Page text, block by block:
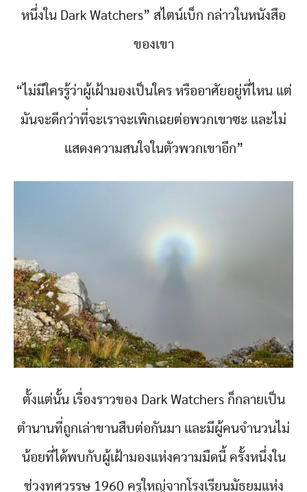
หนึ่งใน Dark Watchers” สไตน์เบ็ก กล่าวในหนังสือ
ของเขา
“ไม่มีใครรู้ว่าผู้เฝ้ามองเป็นใคร หรืออาศัยอยู่ที่ไหน แต่
มันจะดีกว่าที่จะเราจะเพิกเฉยต่อพวกเขาซะ และไม่
แสดงความสนใจในตัวพวกเขาอีก”
ตั้งแต่นั้น เรื่องราวของ Dark Watchers ก็กลายเป็น
ตำนานที่ถูกเล่าขานสืบต่อกันมา และมีผู้คนจำนวนไม่
น้อยที่ได้พบกับผู้เฝ้ามองแห่งความมืดนี้ ครั้งหนึ่งใน
ช่วงทศวรรษ 1960 ครูใหญ่จากโรงเรียนมัธยมแห่ง